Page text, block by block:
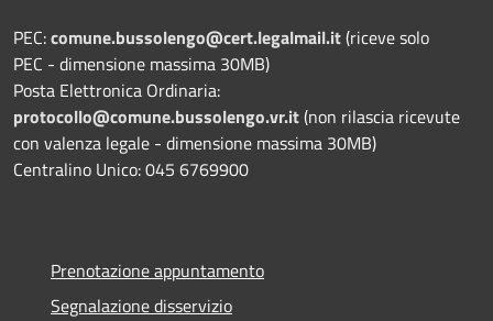
PEC:comune.bussolengo@cert.legalmail.it(riceve solo
PEC - dimensione massima 30MB)
Posta Elettronica Ordinaria:
protocollo@comune.bussolengo.vr.it(non rilascia ricevute
con valenza legale - dimensione massima 30MB)
Centralino Unico: 045 6769900
Prenotazione appuntamento
Segnalazione disservizio